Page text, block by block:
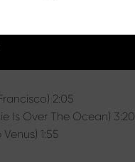
2:05
Is Over The Ocean) 3:20
1:55